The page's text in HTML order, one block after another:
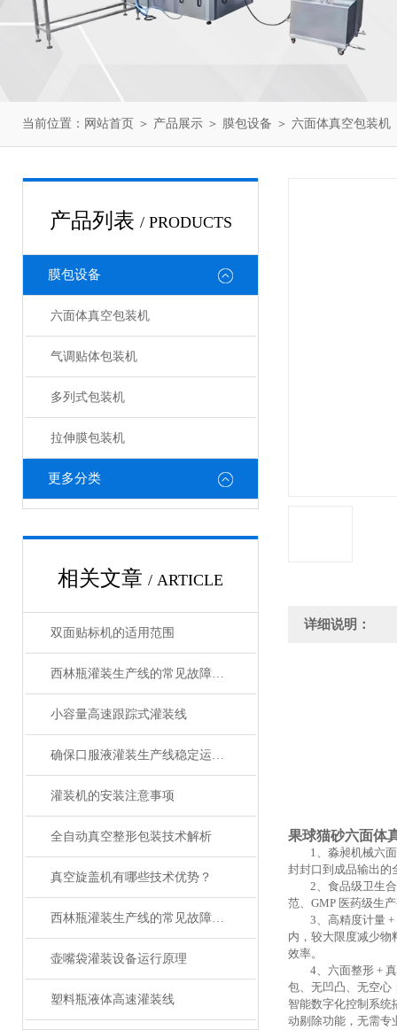
当前位置： 网站首页 ＞ 产品展示 ＞ 膜包设备 ＞ 六面体真空包装机
产品列表 / PRODUCTS
膜包设备
六面体真空包装机
气调贴体包装机
多列式包装机
拉伸膜包装机
更多分类
相关文章 / ARTICLE
双面贴标机的适用范围
西林瓶灌装生产线的常见故障及解决方法有哪些？
小容量高速跟踪式灌装线
确保口服液灌装生产线稳定运行的关键措施
灌装机的安装注意事项
全自动真空整形包装技术解析
真空旋盖机有哪些技术优势？
西林瓶灌装生产线的常见故障及应对要点
壶嘴袋灌装设备运行原理
塑料瓶液体高速灌装线
详细说明：
果球猫砂六面体
1、淼昶机械六
封封口到成品输出的
2、 食品级卫生
范、GMP 医药级生
3、 高精度计量 +
内，较大限度减少物
效率。
4、 六面整形 +
包、无凹凸、无空心
智能数字化控制系统
动剔除功能，无需专